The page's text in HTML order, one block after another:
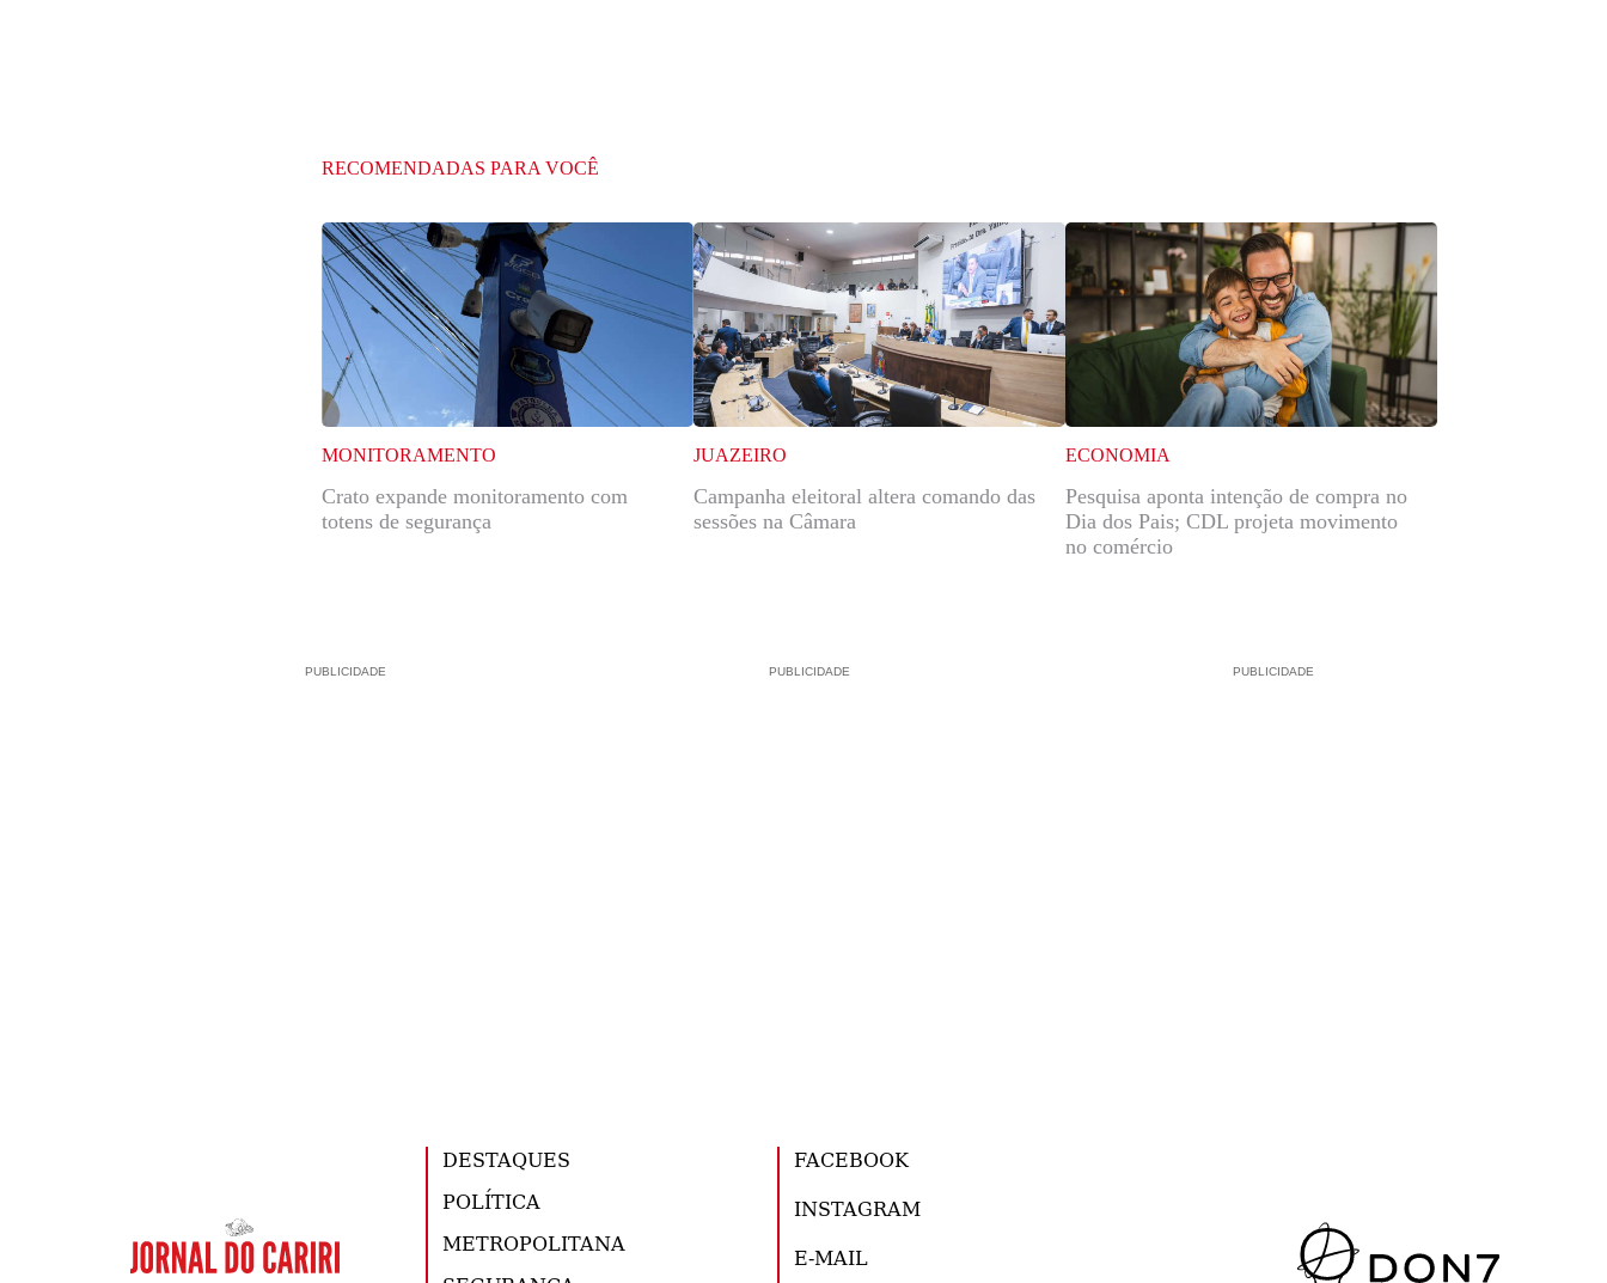
RECOMENDADAS PARA VOCÊ
MONITORAMENTO
Crato expande monitoramento com
totens de segurança
JUAZEIRO
Campanha eleitoral altera comando das
sessões na Câmara
ECONOMIA
Pesquisa aponta intenção de compra no
Dia dos Pais; CDL projeta movimento
no comércio
PUBLICIDADE PUBLICIDADE PUBLICIDADE
DESTAQUES
POLÍTICA
METROPOLITANA
FACEBOOK
INSTAGRAM
E-MAIL